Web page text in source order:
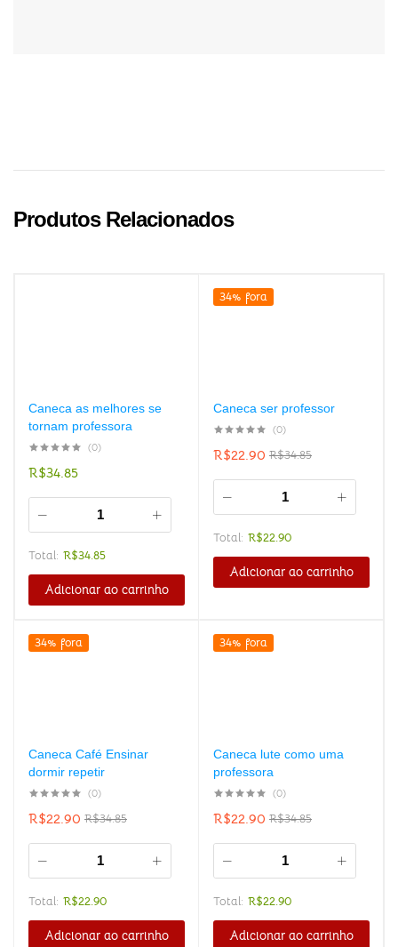
Produtos Relacionados
Caneca as melhores se
tornam professora
(0)
R$34.85
Total: R$34.85
Adicionar ao carrinho
34% fora
Caneca ser professor
(0)
R$34.85
R$22.90
Total: R$22.90
Adicionar ao carrinho
34% fora
Caneca Café Ensinar
dormir repetir
(0)
R$34.85
R$22.90
Total: R$22.90
Adicionar ao carrinho
34% fora
Caneca lute como uma
professora
(0)
R$34.85
R$22.90
Total: R$22.90
Adicionar ao carrinho